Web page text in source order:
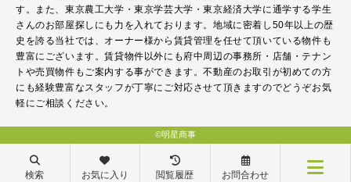
す。また、東京農工大学・東京学芸大学・東京経済大学に通学する学生
さんのお部屋探しにも力を入れております。地域に密着し50年以上の歴
史を誇る当社では、オーナー様から賃貸管理を任せて頂いている物件も
豊富にございます。賃貸物件以外にも府中周辺の事務所・店舗・テナン
トや売買物件もご案内する事ができます。不動産のお取引が初めての方
にも経験豊富なスタッフが丁寧にご対応させて頂きますのでどうぞお気
軽にご相談ください。
©明星商事
検索 お気に入り 閲覧履歴 お問合わせ